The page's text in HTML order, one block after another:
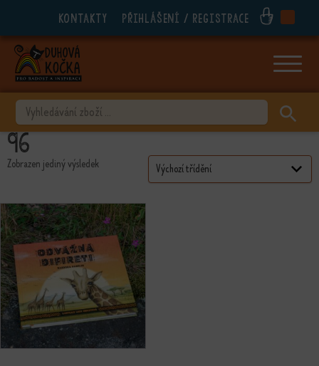
Kontakty Přihlášení / registrace
VYHLEDÁVÁNÍ
96
Zobrazen jediný výsledek